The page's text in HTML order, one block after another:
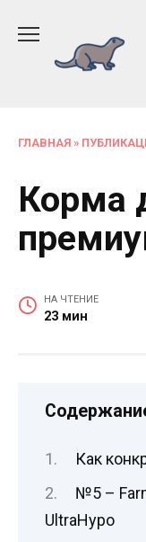
содержанию
ГЛАВНАЯ »
Корма
НА ЧТЕНИЕ
23 мин
Как
№5 –
UltraHypo